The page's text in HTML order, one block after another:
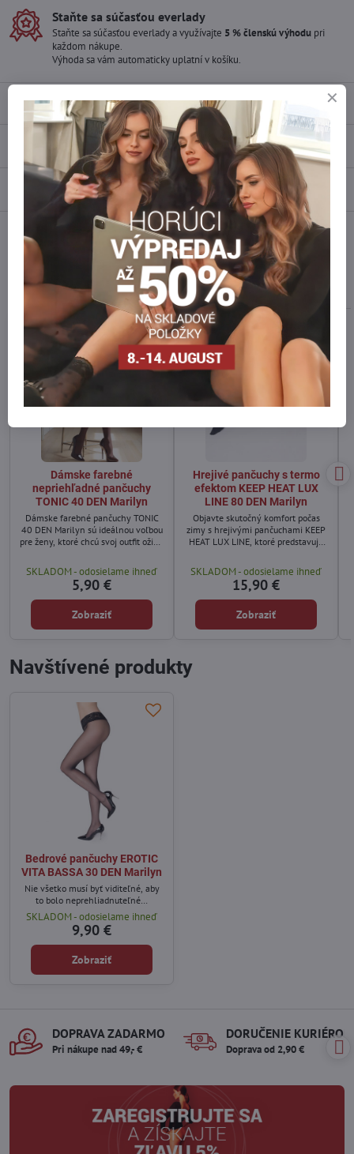
Staňte sa súčasťou everlady
Staňte sa súčasťou everlady a využívajte 5 % členskú výhodu pri
každom nákupe.
Výhoda sa vám automaticky uplatní v košíku.
Popis
0
TwitterBlueskyPinterestReddit LinkedInWhatsApp
E-
Podobné produkty
Dámske farebné
nepriehľadné pančuchy
TONIC 40 DEN Marilyn
Dámske farebné pančuchy TONIC
40 DEN Marilyn sú ideálnou voľbou
pre ženy, ktoré chcú svoj outfit oživiť
SKLADOM - odosielame ihneď
5,90 €
Zobraziť
Hrejivé pančuchy s termo
efektom KEEP HEAT LUX
LINE 80 DEN Marilyn
Objavte skutočný komfort počas
zimy s hrejivými pančuchami KEEP
HEAT LUX LINE, ktoré predstavujú
SKLADOM - odosielame ihneď
15,90 €
Zobraziť
Navštívené produkty
Bedrové pančuchy EROTIC
VITA BASSA 30 DEN Marilyn
Nie všetko musí byť viditeľné, aby
to bolo neprehliadnuteľné…
SKLADOM - odosielame ihneď
9,90 €
Zobraziť
DOPRAVA ZADARMO
Pri nákupe nad 49,- €
DORUČENIE KURIÉROM
Doprava od 2,90 €